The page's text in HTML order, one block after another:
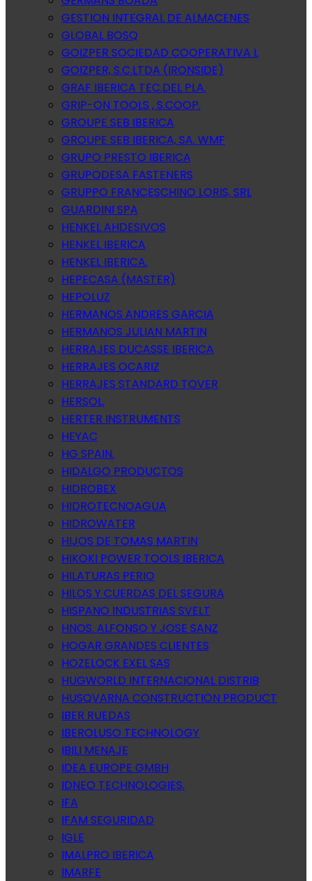
GESTION INTEGRAL DE ALMACENES
GLOBAL BOSQ
GOIZPER SOCIEDAD COOPERATIVA L
GOIZPER, S.C.LTDA (IRONSIDE)
GRAF IBERICA TEC.DEL PLA.
GRIP-ON TOOLS , S.COOP.
GROUPE SEB IBERICA
GROUPE SEB IBERICA, SA. WMF
GRUPO PRESTO IBERICA
GRUPODESA FASTENERS
GRUPPO FRANCESCHINO LORIS, SRL
GUARDINI SPA
HENKEL AHDESIVOS
HENKEL IBERICA
HENKEL IBERICA.
HEPECASA (MASTER)
HEPOLUZ
HERMANOS ANDRES GARCIA
HERMANOS JULIAN MARTIN
HERRAJES DUCASSE IBERICA
HERRAJES OCARIZ
HERRAJES STANDARD TOVER
HERSOL.
HERTER INSTRUMENTS
HEYAC
HG SPAIN.
HIDALGO PRODUCTOS
HIDROBEX
HIDROTECNOAGUA
HIDROWATER
HIJOS DE TOMAS MARTIN
HIKOKI POWER TOOLS IBERICA
HILATURAS PERIO
HILOS Y CUERDAS DEL SEGURA
HISPANO INDUSTRIAS SVELT
HNOS. ALFONSO Y JOSE SANZ
HOGAR GRANDES CLIENTES
HOZELOCK EXEL SAS
HUGWORLD INTERNACIONAL DISTRIB
HUSQVARNA CONSTRUCTION PRODUCT
IBER RUEDAS
IBEROLUSO TECHNOLOGY
IBILI MENAJE
IDEA EUROPE GMBH
IDNEO TECHNOLOGIES.
IFA
IFAM SEGURIDAD
IGLE
IMALPRO IBERICA
IMARFE